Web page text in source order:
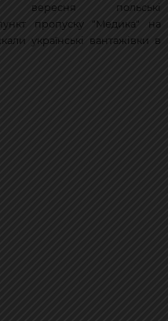
польські
пропуску "Медика" на
українські вантажівки в